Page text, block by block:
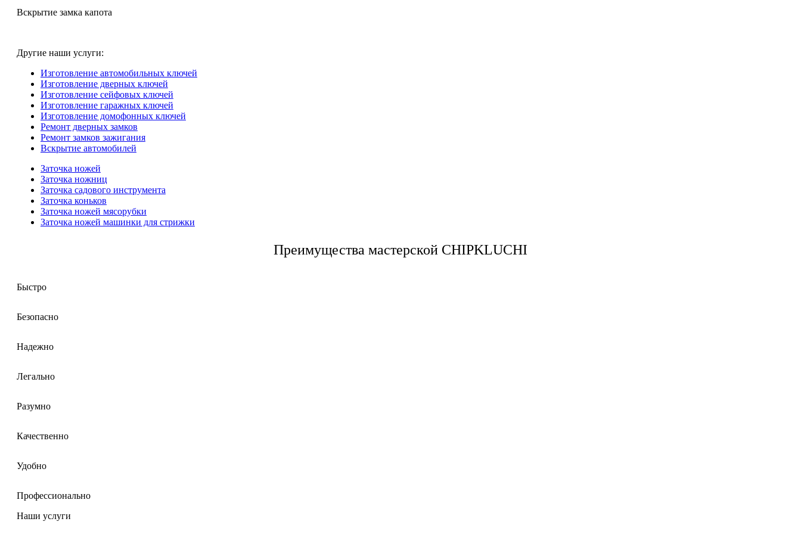
Вскрытие замка капота
Другие наши услуги:
Изготовление автомобильных ключей
Изготовление дверных ключей
Изготовление сейфовых ключей
Изготовление гаражных ключей
Изготовление домофонных ключей
Ремонт дверных замков
Ремонт замков зажигания
Вскрытие автомобилей
Заточка ножей
Заточка ножниц
Заточка садового инструмента
Заточка коньков
Заточка ножей мясорубки
Заточка ножей машинки для стрижки
Преимущества мастерской CHIPKLUCHI
Быстро
Безопасно
Надежно
Легально
Разумно
Качественно
Удобно
Профессионально
Наши услуги